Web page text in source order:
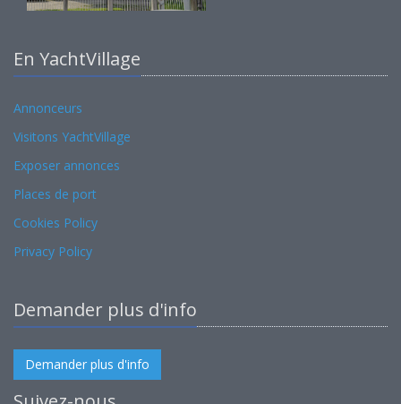
En YachtVillage
Annonceurs
Visitons YachtVillage
Exposer annonces
Places de port
Cookies Policy
Privacy Policy
Demander plus d'info
Demander plus d'info